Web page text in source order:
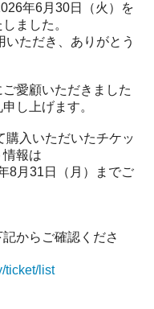
年6月30日（火）を
ました。
ただき、ありがとう
愛顧いただきました
し上げます。
購入いただいたチケッ
情報は
8月31日（月）までご
からご確認くださ
ticket/list